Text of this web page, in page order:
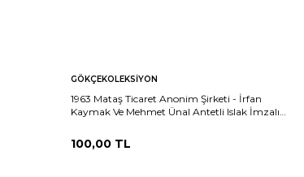
GÖKÇEKOLEKSIYON
1963 Mataş Ticaret Anonim Şirketi - İrfan
Kaymak Ve Mehmet Ünal Antetli Islak İmzalı
100,00 TL